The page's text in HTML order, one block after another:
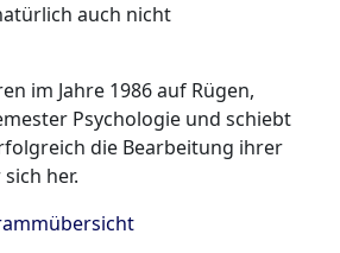
auch nicht
im Jahre 1986 auf Rügen,
Psychologie und schiebt
die Bearbeitung ihrer
her.